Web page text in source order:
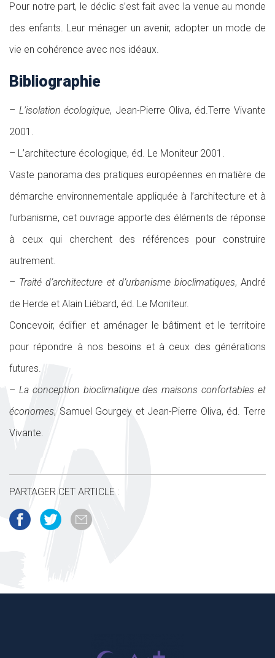
Pour notre part, le déclic s’est fait avec la venue au monde
des enfants. Leur ménager un avenir, adopter un mode de
vie en cohérence avec nos idéaux.
Bibliographie
– L’isolation écologique, Jean-Pierre Oliva, éd.Terre Vivante
2001.
– L’architecture écologique, éd. Le Moniteur 2001.
Vaste panorama des pratiques européennes en matière de
démarche environnementale appliquée à l’architecture et à
l’urbanisme, cet ouvrage apporte des éléments de réponse
à ceux qui cherchent des références pour construire
autrement.
– Traité d’architecture et d’urbanisme bioclimatiques, André
de Herde et Alain Liébard, éd. Le Moniteur.
Concevoir, édifier et aménager le bâtiment et le territoire
pour répondre à nos besoins et à ceux des générations
futures.
– La conception bioclimatique des maisons confortables et
économes, Samuel Gourgey et Jean-Pierre Oliva, éd. Terre
Vivante.
PARTAGER CET ARTICLE :